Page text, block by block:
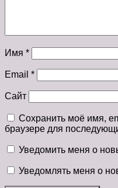
Имя *
Email *
Сайт
Сохранить моё имя,
браузере для
Уведомить меня о
Уведомлять меня о